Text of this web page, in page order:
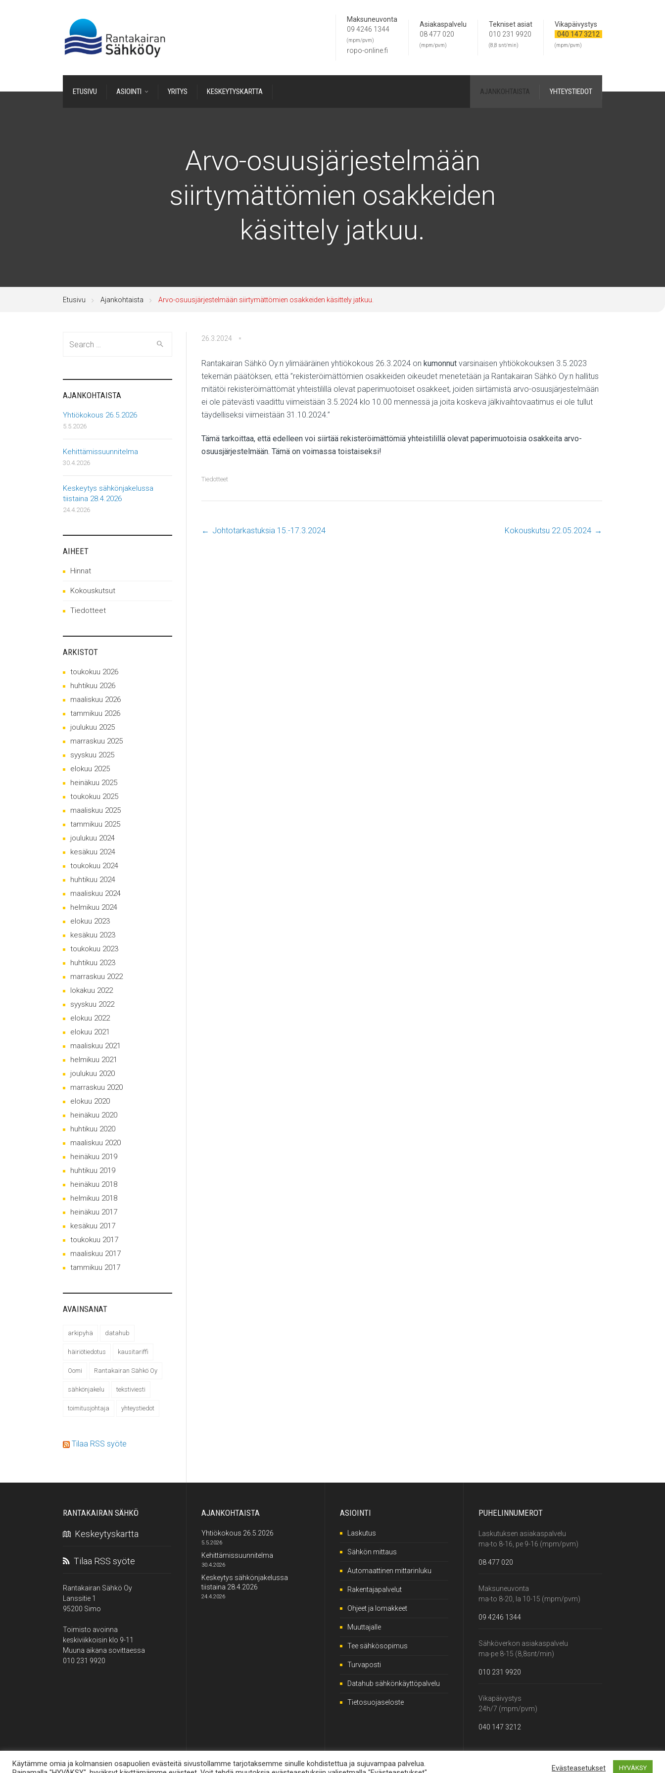
Vikapäivystys
040 147 3212
(mpm/pvm)
Tekniset asiat
010 231 9920
(8,8 snt/min)
Asiakaspalvelu
08 477 020
(mpm/pvm)
Maksuneuvonta
09 4246 1344
(mpm/pvm)
ropo-online.fi
ETUSIVU ASIOINTI YRITYS KESKEYTYSKARTTA YHTEYSTIEDOT
AJANKOHTAISTA
Arvo-osuusjärjestelmään
siirtymättömien osakkeiden
käsittely jatkuu.
Etusivu Ajankohtaista Arvo-osuusjärjestelmään siirtymättömien osakkeiden käsittely jatkuu.
26.3.2024
Rantakairan Sähkö Oy:n ylimääräinen yhtiökokous 26.3.2024 on kumonnut varsinaisen yhtiökokouksen 3.5.2023
tekemän päätöksen, että ”rekisteröimättömien osakkeiden oikeudet menetetään ja Rantakairan Sähkö Oy:n hallitus
mitätöi rekisteröimättömät yhteistilillä olevat paperimuotoiset osakkeet, joiden siirtämistä arvo-osuusjärjestelmään
ei ole pätevästi vaadittu viimeistään 3.5.2024 klo 10.00 mennessä ja joita koskeva jälkivaihtovaatimus ei ole tullut
täydelliseksi viimeistään 31.10.2024.”
Tämä tarkoittaa, että edelleen voi siirtää rekisteröimättömiä yhteistilillä olevat paperimuotoisia osakkeita arvo-
osuusjärjestelmään. Tämä on voimassa toistaiseksi!
Tiedotteet
Post
← Johtotarkastuksia 15.-17.3.2024 Kokouskutsu 22.05.2024 →
AJANKOHTAISTA
Yhtiökokous 26.5.2026
5.5.2026
Kehittämissuunnitelma
30.4.2026
Keskeytys sähkönjakelussa
tiistaina 28.4.2026
24.4.2026
AIHEET
Hinnat
Kokouskutsut
Tiedotteet
ARKISTOT
toukokuu 2026
huhtikuu 2026
maaliskuu 2026
tammikuu 2026
joulukuu 2025
marraskuu 2025
syyskuu 2025
elokuu 2025
heinäkuu 2025
toukokuu 2025
maaliskuu 2025
tammikuu 2025
joulukuu 2024
kesäkuu 2024
toukokuu 2024
huhtikuu 2024
maaliskuu 2024
helmikuu 2024
elokuu 2023
kesäkuu 2023
toukokuu 2023
huhtikuu 2023
marraskuu 2022
lokakuu 2022
syyskuu 2022
elokuu 2022
elokuu 2021
maaliskuu 2021
helmikuu 2021
joulukuu 2020
marraskuu 2020
elokuu 2020
heinäkuu 2020
huhtikuu 2020
maaliskuu 2020
heinäkuu 2019
huhtikuu 2019
heinäkuu 2018
helmikuu 2018
heinäkuu 2017
kesäkuu 2017
toukokuu 2017
maaliskuu 2017
tammikuu 2017
AVAINSANAT
arkipyhä datahub
häiriötiedotus kausitariffi
Oomi Rantakairan Sähkö Oy
sähkönjakelu tekstiviesti
toimitusjohtaja yhteystiedot
Tilaa RSS syöte
RANTAKAIRAN SÄHKÖ
Keskeytyskartta
Tilaa RSS syöte
Rantakairan Sähkö Oy
Lanssitie 1
95200 Simo
Toimisto avoinna
keskiviikkoisin klo 9-11
Muuna aikana sovittaessa
010 231 9920
AJANKOHTAISTA
Yhtiökokous 26.5.2026
5.5.2026
Kehittämissuunnitelma
30.4.2026
Keskeytys sähkönjakelussa
tiistaina 28.4.2026
24.4.2026
ASIOINTI
Laskutus
Sähkön mittaus
Automaattinen mittarinluku
Rakentajapalvelut
Ohjeet ja lomakkeet
Muuttajalle
Tee sähkösopimus
Turvaposti
Datahub sähkönkäyttöpalvelu
Tietosuojaseloste
PUHELINNUMEROT
Laskutuksen asiakaspalvelu
ma-to 8-16, pe 9-16 (mpm/pvm)
08 477 020
Maksuneuvonta
ma-to 8-20, la 10-15 (mpm/pvm)
09 4246 1344
Sähköverkon asiakaspalvelu
ma-pe 8-15 (8,8snt/min)
010 231 9920
Vikapäivystys
24h/7 (mpm/pvm)
040 147 3212
Käytämme omia ja kolmansien osapuolien evästeitä sivustollamme tarjotaksemme sinulle kohdistettua ja sujuvampaa palvelua.
Evästeasetukset HYVÄKSY